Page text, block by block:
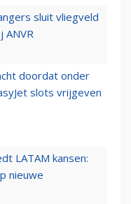
sluit vliegveld
ANVR
doordat onder
slots vrijgeven
LATAM kansen:
nieuwe